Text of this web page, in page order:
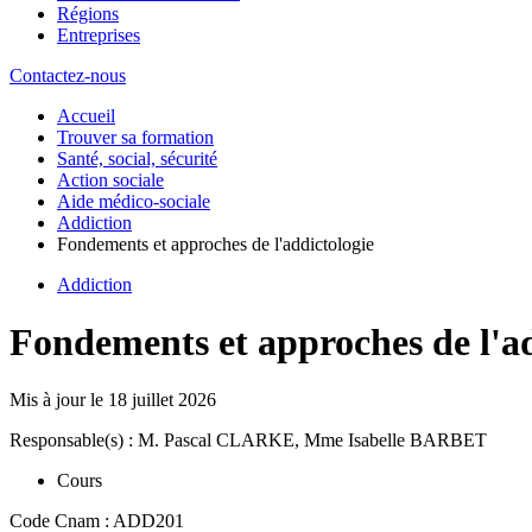
Régions
Entreprises
Contactez-nous
Accueil
Trouver sa formation
Santé, social, sécurité
Action sociale
Aide médico-sociale
Addiction
Fondements et approches de l'addictologie
Addiction
Fondements et approches de
Mis à jour le 18 juillet 2026
Responsable(s) : M. Pascal CLARKE, Mme Isabelle BARBET
Cours
Code Cnam : ADD201